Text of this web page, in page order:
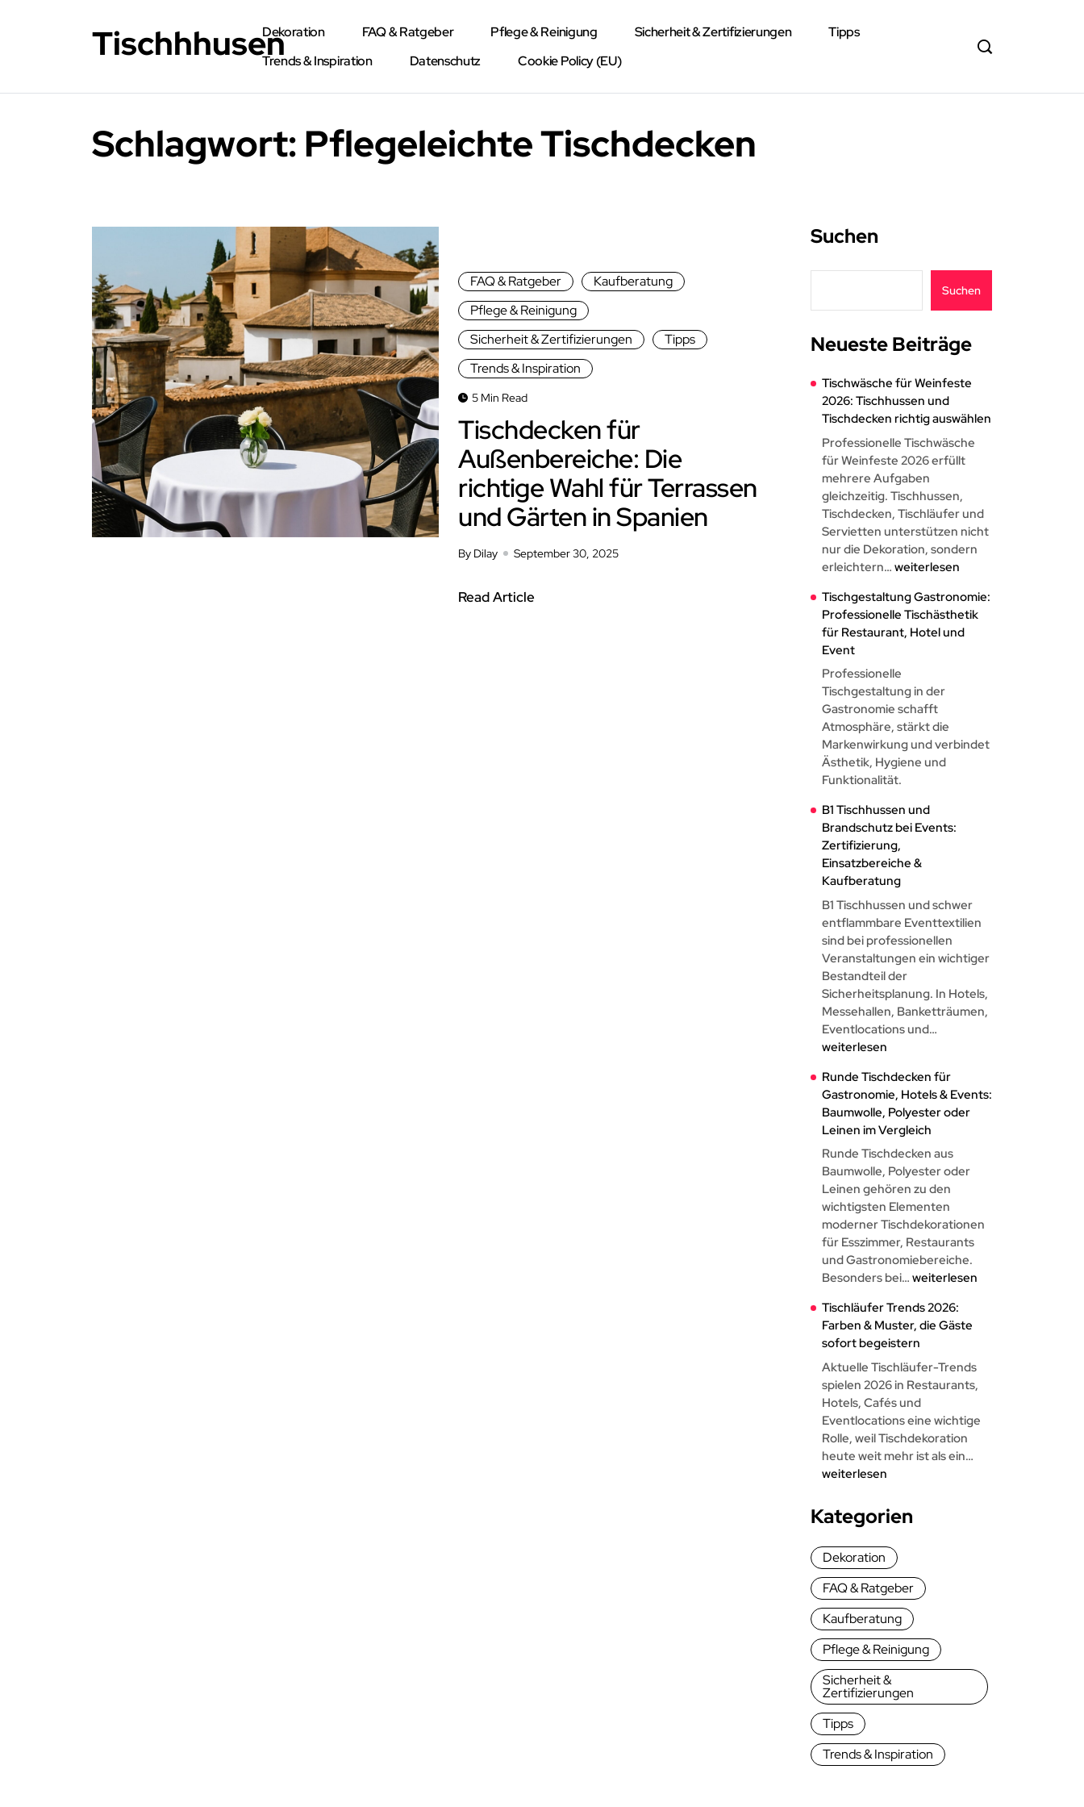
TischhhusenDekoration FAQ & Ratgeber Pflege & Reinigung Sicherheit & Zertifizierungen
Tipps
Trends & Inspiration
Datenschutz Cookie Policy (EU)
Schlagwort: Pflegeleichte Tischdecken
FAQ & Ratgeber
Kaufberatung
Pflege & Reinigung
Sicherheit & Zertifizierungen
Tipps
Trends & Inspiration
5 Min Read
Tischdecken für
Außenbereiche: Die
richtige Wahl für Terrassen
und Gärten in Spanien
By Dilay September 30, 2025
Read Article
Suchen
Suchen
Neueste Beiträge
Tischwäsche für Weinfeste
2026: Tischhussen und
Tischdecken richtig auswählen
Professionelle Tischwäsche
für Weinfeste 2026 erfüllt
mehrere Aufgaben
gleichzeitig. Tischhussen,
Tischdecken, Tischläufer und
Servietten unterstützen nicht
nur die Dekoration, sondern
erleichtern… Tischwäsche
Weinfeste
2026:
Tischhussen
Tischdecken
richtig
auswählen
weiterlesen
Tischgestaltung Gastronomie:
Professionelle Tischästhetik
für Restaurant, Hotel und
Event
Professionelle
Tischgestaltung in der
Gastronomie schafft
Atmosphäre, stärkt die
Markenwirkung und verbindet
Ästhetik, Hygiene und
Funktionalität.
B1 Tischhussen und
Brandschutz bei Events:
Zertifizierung,
Einsatzbereiche &
Kaufberatung
B1 Tischhussen und schwer
entflammbare Eventtextilien
sind bei professionellen
Veranstaltungen ein wichtiger
Bestandteil der
Sicherheitsplanung. In Hotels,
Messehallen, Banketträumen,
Eventlocations und…
B1
und
Brandschutz
bei
Events:
Zertifizierung,
Einsatzbereiche
&
Kaufberatung
weiterlesen
Runde Tischdecken für
Gastronomie, Hotels & Events:
Baumwolle, Polyester oder
Leinen im Vergleich
Runde Tischdecken aus
Baumwolle, Polyester oder
Leinen gehören zu den
wichtigsten Elementen
moderner Tischdekorationen
für Esszimmer, Restaurants
und Gastronomiebereiche.
Besonders bei… Runde
für
Gastronomie,
Hotels
&
Events:
Baumwolle,
Polyester
oder
Leinen
weiterlesen
Tischläufer Trends 2026:
Farben & Muster, die Gäste
sofort begeistern
Aktuelle Tischläufer-Trends
spielen 2026 in Restaurants,
Hotels, Cafés und
Eventlocations eine wichtige
Rolle, weil Tischdekoration
heute weit mehr ist als ein…
Tischläufer
2026:
Farben
&
Muster,
die
Gäste
sofort
begeistern
weiterlesen
Kategorien
Dekoration
FAQ & Ratgeber
Kaufberatung
Pflege & Reinigung
Sicherheit &
Zertifizierungen
Tipps
Trends & Inspiration